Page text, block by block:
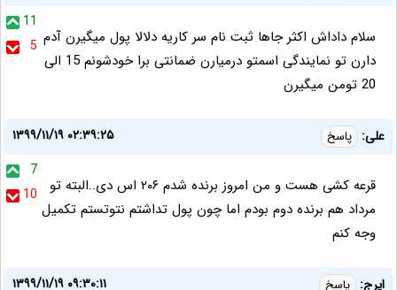
11
5 سلام داداش اكثر جاها ثبت نام سر كاریه دلالا پول میگیرن آدم
دارن تو نمایندگی اسمتو درمیارن ضمانتی برا خودشونم 15 الی
20 تومن میگیرن
علی: پاسخ
۱۳۹۹/۱۱/۱۹ ۰۲:۳۹:۲۵
7
10
قرعه کشی هست و من امروز برنده شدم ۲۰۶ اس دی..البته تو
مرداد هم برنده دوم بودم اما چون پول تداشتم نتوتستم تکمیل
وجه کنم
ایرج: پاسخ ۱۳۹۹/۱۱/۱۹ ۰۹:۳۰:۱۱